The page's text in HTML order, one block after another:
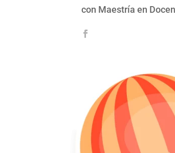
con Maestría en